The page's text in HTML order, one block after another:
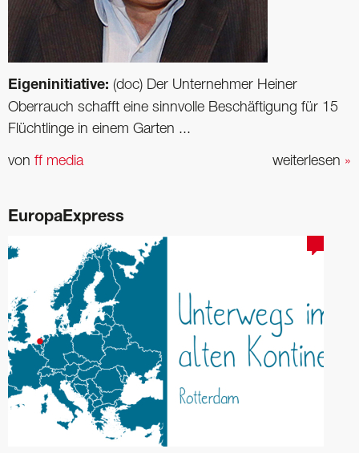
Eigeninitiative: (doc) Der Unternehmer Heiner
Oberrauch schafft eine sinnvolle Beschäftigung für 15
Flüchtlinge in einem Garten ...
weiterlesen »
von ff media
EuropaExpress